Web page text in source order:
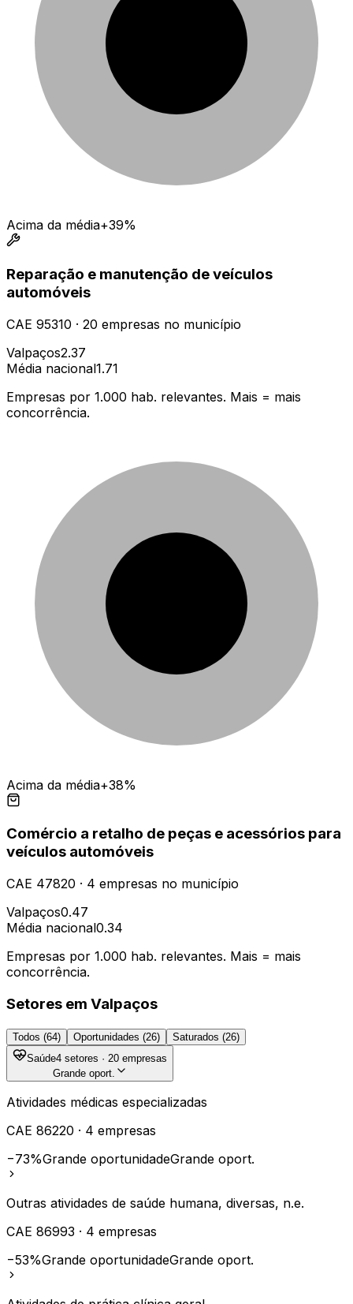
Acima da média+39%
Reparação e manutenção de veículos
automóveis
CAE 95310 · 20 empresas no município
Valpaços2.37
Média nacional1.71
Empresas por 1.000 hab. relevantes. Mais = mais
concorrência.
Acima da média+38%
Comércio a retalho de peças e acessórios para
veículos automóveis
CAE 47820 · 4 empresas no município
Valpaços0.47
Média nacional0.34
Empresas por 1.000 hab. relevantes. Mais = mais
concorrência.
Setores em Valpaços
Todos (64) Oportunidades (26) Saturados (26)
Saúde4 setores · 20 empresas
Grande oport.
Atividades médicas especializadas
CAE 86220 · 4 empresas
−73%Grande oportunidadeGrande oport.
Outras atividades de saúde humana, diversas, n.e.
CAE 86993 · 4 empresas
−53%Grande oportunidadeGrande oport.